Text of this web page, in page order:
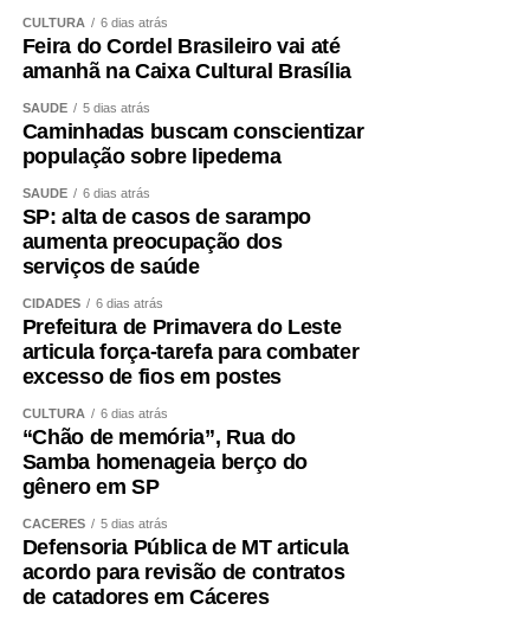
CULTURA 6 dias atrás
Feira do Cordel Brasileiro vai até
amanhã na Caixa Cultural Brasília
SAÚDE 5 dias atrás
Caminhadas buscam conscientizar
população sobre lipedema
SAÚDE 6 dias atrás
SP: alta de casos de sarampo
aumenta preocupação dos
serviços de saúde
CIDADES 6 dias atrás
Prefeitura de Primavera do Leste
articula força-tarefa para combater
excesso de fios em postes
CULTURA 6 dias atrás
“Chão de memória”, Rua do
Samba homenageia berço do
gênero em SP
CÁCERES 5 dias atrás
Defensoria Pública de MT articula
acordo para revisão de contratos
de catadores em Cáceres